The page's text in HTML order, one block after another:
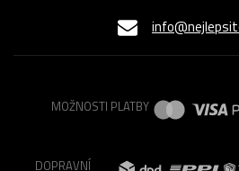
MOŽNOSTI PLATBY
DOPRAVNÍ